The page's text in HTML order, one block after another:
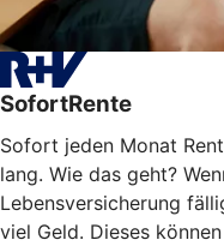
SofortRente
Sofort jeden Monat
lang. Wie das geht?
Lebensversicherung
viel Geld. Dieses